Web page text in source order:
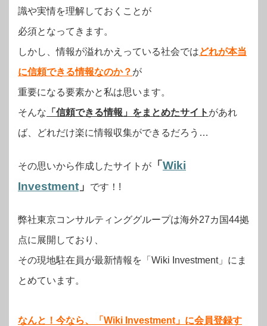
識や実情を理解しておくことが
必須となってきます。
しかし、情報が溢れかえっている社会ではどれが本当
に信頼できる情報なのか？ が
重要になる要素かと私は思います。
そんな 「信頼できる情報」をまとめたサイト があれ
ば、どれだけ楽に情報収集ができるだろう…
その思いから作成したサイトが 「Wiki
Investment 」 です！!
弊社東京コンサルティンググループは海外27カ国44拠
点に展開しており、
その現地駐在員が最新情報を「Wiki Investment」にま
とめています。
なんと！今なら、「Wiki Investment」に会員登録す